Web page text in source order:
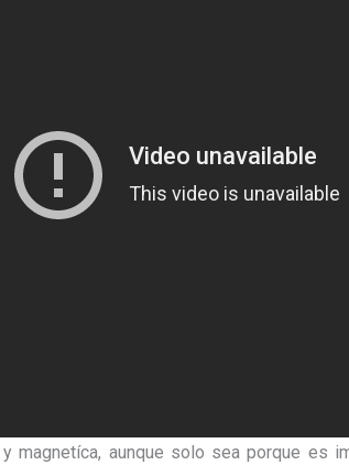
magnetíca, aunque solo sea porque es